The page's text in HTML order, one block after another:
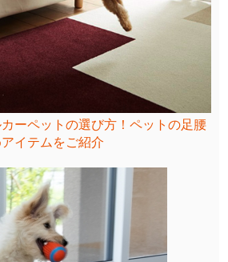
ーペットの選び方！ペットの足腰
イテムをご紹介